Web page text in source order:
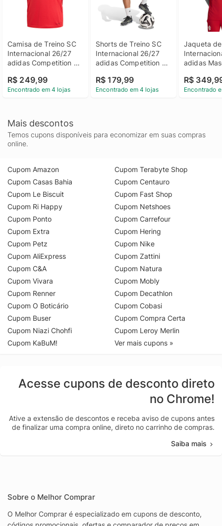
Camisa de Treino SC
Internacional 26/27
adidas Competition
R$ 249,99
Encontrado em 4 lojas
Shorts de Treino SC
Internacional 26/27
adidas Competition
R$ 179,99
Encontrado em 4 lojas
Jaqueta
adidas
R$
Encontrado
Mais descontos
Temos cupons disponíveis para economizar em suas compras
online.
Cupom Amazon
Cupom Casas Bahia
Cupom Le Biscuit
Cupom Ri Happy
Cupom Ponto
Cupom Extra
Cupom Petz
Cupom AliExpress
Cupom C&A
Cupom Vivara
Cupom Renner
Cupom O Boticário
Cupom Buser
Cupom Niazi Chohfi
Cupom KaBuM!
Cupom Terabyte Shop
Cupom Centauro
Cupom Fast Shop
Cupom Netshoes
Cupom Carrefour
Cupom Hering
Cupom Nike
Cupom Zattini
Cupom Natura
Cupom Mobly
Cupom Decathlon
Cupom Cobasi
Cupom Compra Certa
Cupom Leroy Merlin
Ver mais cupons »
Acesse cupons de desconto direto
no Chrome!
Ative a extensão de descontos e receba aviso de cupons antes
de finalizar uma compra online, direto no carrinho de compras.
Saiba mais
Sobre o Melhor Comprar
O Melhor Comprar é especializado em cupons de desconto,